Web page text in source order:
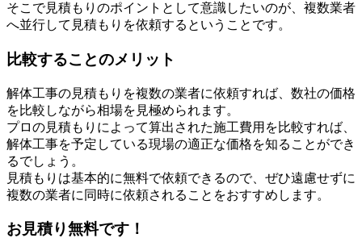
そこで見積もりのポイントとして意識したいのが、複数業者
へ並行して見積もりを依頼するということです。
比較することのメリット
解体工事の見積もりを複数の業者に依頼すれば、数社の価格
を比較しながら相場を見極められます。
プロの見積もりによって算出された施工費用を比較すれば、
解体工事を予定している現場の適正な価格を知ることができ
るでしょう。
見積もりは基本的に無料で依頼できるので、ぜひ遠慮せずに
複数の業者に同時に依頼されることをおすすめします。
お見積り無料です！